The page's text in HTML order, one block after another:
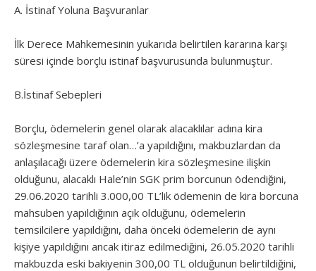
A. İstinaf Yoluna Başvuranlar
İlk Derece Mahkemesinin yukarıda belirtilen kararına karşı
süresi içinde borçlu istinaf başvurusunda bulunmuştur.
B.İstinaf Sebepleri
Borçlu, ödemelerin genel olarak alacaklılar adına kira
sözleşmesine taraf olan…’a yapıldığını, makbuzlardan da
anlaşılacağı üzere ödemelerin kira sözleşmesine ilişkin
olduğunu, alacaklı Hale’nin SGK prim borcunun ödendiğini,
29.06.2020 tarihli 3.000,00 TL’lik ödemenin de kira borcuna
mahsuben yapıldığının açık olduğunu, ödemelerin
temsilcilere yapıldığını, daha önceki ödemelerin de aynı
kişiye yapıldığını ancak itiraz edilmediğini, 26.05.2020 tarihli
makbuzda eski bakiyenin 300,00 TL olduğunun belirtildiğini,